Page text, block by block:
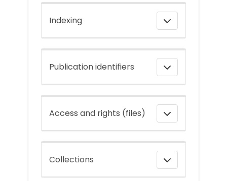
Indexing
Publication identifiers
Access and rights (files)
Collections